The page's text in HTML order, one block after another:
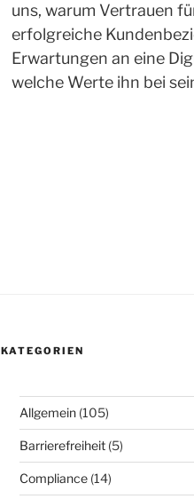
uns, warum Vertrauen
erfolgreiche
Erwartungen an eine
welche Werte ihn bei
KATEGORIEN
Allgemein (105)
Barrierefreiheit (5)
Compliance (14)